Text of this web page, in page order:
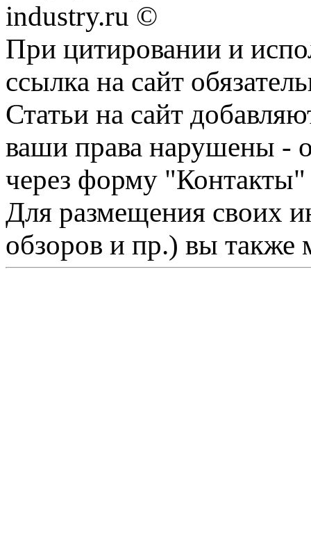
industry.ru ©
При цитировании и
ссылка на сайт
Статьи на сайт
ваши права нарушены -
через форму "Контакты"
Для размещения своих
обзоров и пр.) вы также